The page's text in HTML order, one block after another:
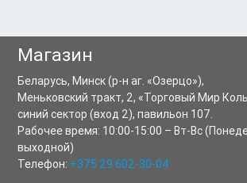
Магазин
Беларусь,Минск(р-н аг. «Озерцо»),
Меньковский тракт, 2, «Торговый Мир
синий сектор (вход 2), павильон 107.
Рабочее время: 10:00-15:00 –Вт-Вс
выходной)
Телефон: +375 29 602-30-04